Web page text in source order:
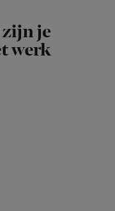
zijn je
werk